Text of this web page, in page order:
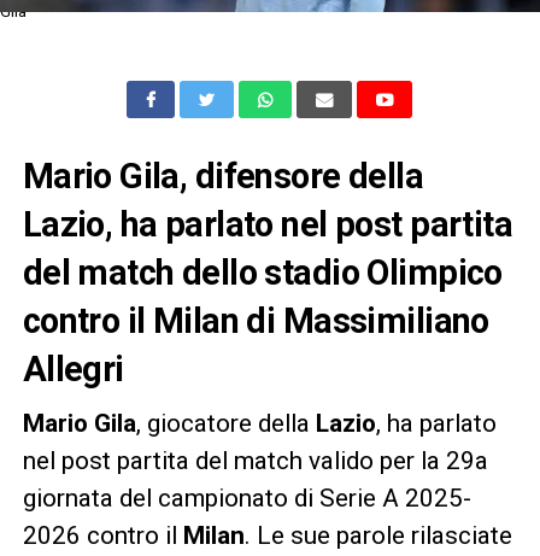
Gila
Mario Gila, difensore della
Lazio, ha parlato nel post partita
del match dello stadio Olimpico
contro il Milan di Massimiliano
Allegri
Mario Gila, giocatore della Lazio, ha parlato
nel post partita del match valido per la 29a
giornata del campionato di Serie A 2025-
2026 contro il Milan. Le sue parole rilasciate